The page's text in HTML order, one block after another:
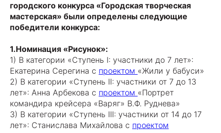
городского конкурса «Городская творческая
мастерская» были определены следующие
победители конкурса:
1.Номинация «Рисунок»:
1) В категории «Ступень I: участники до 7 лет»:
Екатерина Серегина с проектом «Жили у бабуси»
2) В категории «Ступень II: участники от 7 до 13
лет»: Анна Арбекова с проектом «Портрет
командира крейсера «Варяг» В.Ф. Руднева»
3) В категории «Ступень III: участники от 14 до 17
лет»: Станислава Михайлова с проектом